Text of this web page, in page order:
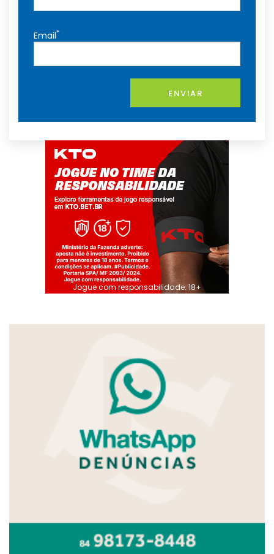
Email*
ENVIAR
Jogue com responsabilidade. 18+